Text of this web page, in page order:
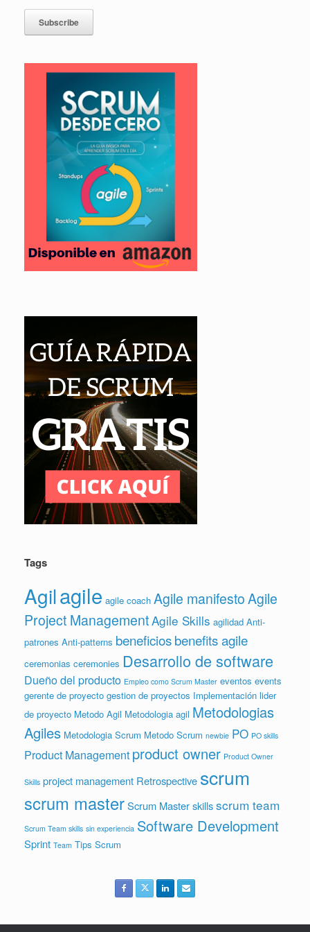
Tags
Agilagile agile coach Agile manifestoAgile
Project ManagementAgile Skills agilidad Anti-
patrones Anti-patterns beneficiosbenefits agile
ceremonias ceremonies Desarrollo de software
Dueño del producto Empleo como Scrum Master eventos events
gerente de proyecto gestion de proyectos Implementación lider
de proyecto Metodo Agil Metodologia agil Metodologias
Agiles Metodologia Scrum Metodo Scrum newbie PO PO skills
Product Management product owner Product Owner
Skills project management Retrospective scrum
scrum masterScrum Master skillsscrum team
Scrum Team skills sin experiencia Software Development
Sprint Team Tips Scrum